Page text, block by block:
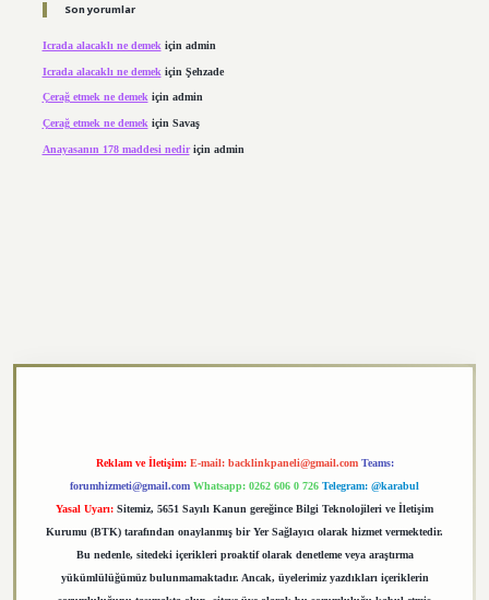
Son yorumlar
Icrada alacaklı ne demek için admin
Icrada alacaklı ne demek için Şehzade
Çerağ etmek ne demekiçin admin
Çerağ etmek ne demek için Savaş
Anayasanın 178 maddesi nediriçin admin
Reklam ve İletişim: E-mail: backlinkpaneli@gmail.com Teams:
forumhizmeti@gmail.com Whatsapp: 0262 606 0 726 Telegram: @karabul
Yasal Uyarı: Sitemiz, 5651 Sayılı Kanun gereğince Bilgi Teknolojileri ve İletişim
Kurumu (BTK) tarafından onaylanmış bir Yer Sağlayıcı olarak hizmet vermektedir.
Bu nedenle, sitedeki içerikleri proaktif olarak denetleme veya araştırma
yükümlülüğümüz bulunmamaktadır. Ancak, üyelerimiz yazdıkları içeriklerin